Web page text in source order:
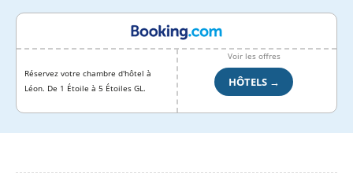
Réservez votre chambre d'hôtel à
Léon. De 1 Étoile à 5 Étoiles GL.
Voir les offres
HÔTELS →